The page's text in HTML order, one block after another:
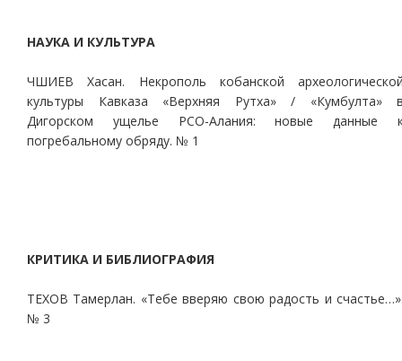
НАУКА И КУЛЬТУРА
ЧШИЕВ Хасан. Некрополь кобанской
культуры Кавказа «Верхняя Рутха» / «Кумбулта»
Дигорском ущелье РСО-Алания: новые данные
погребальному обряду. № 1
КРИТИКА И БИБЛИОГРАФИЯ
ТЕХОВ Тамерлан. «Тебе вверяю свою радость и
№ 3